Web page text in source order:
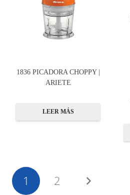
1836 PICADORA CHOPPY |
ARIETE
LEER MÁS
1 2